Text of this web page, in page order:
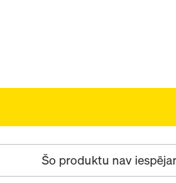
Šo produktu nav